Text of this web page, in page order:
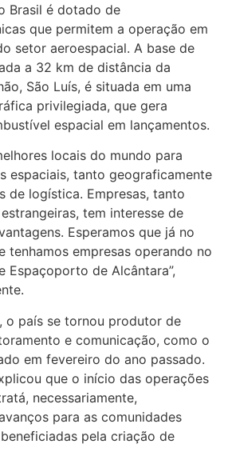
Brasil é dotado de
que permitem a operação em
setor aeroespacial. A base de
a 32 km de distância da
São Luís, é situada em uma
privilegiada, que gera
espacial em lançamentos.
locais do mundo para
espaciais, tanto geograficamente
de logística. Empresas, tanto
tem interesse de
Esperamos que já no
tenhamos empresas operando no
Espaçoporto de Alcântara”,
o país se tornou produtor de
e comunicação, como o
em fevereiro do ano passado.
que o início das operações
necessariamente,
para as comunidades
pela criação de